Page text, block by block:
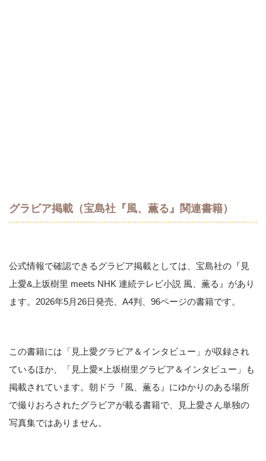
グラビア掲載（宝島社『風、薫る』関連書籍）
公式情報で確認できるグラビア掲載としては、宝島社の『見
上愛&上坂樹里 meets NHK 連続テレビ小説 風、薫る』があり
ます。2026年5月26日発売、A4判、96ページの書籍です。
この書籍には「見上愛グラビア＆インタビュー」が収録され
ているほか、「見上愛×上坂樹里グラビア＆インタビュー」も
掲載されています。朝ドラ『風、薫る』にゆかりのある場所
で撮りおろされたグラビアが載る書籍で、見上愛さん単独の
写真集ではありません。